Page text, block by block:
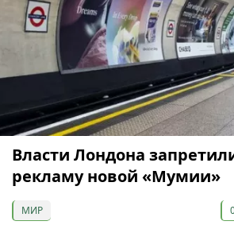
Власти Лондона
рекламу новой «Мумии»
МИР